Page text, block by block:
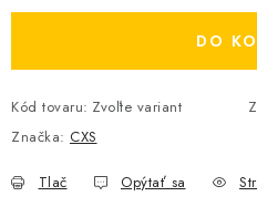
DO
Kód tovaru: Zvoľte variant
Značka: CXS
Tlač Opýtať sa